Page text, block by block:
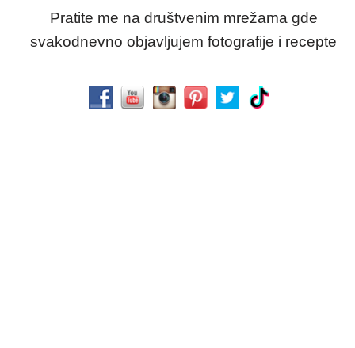
Pratite me na društvenim mrežama gde
svakodnevno objavljujem fotografije i recepte